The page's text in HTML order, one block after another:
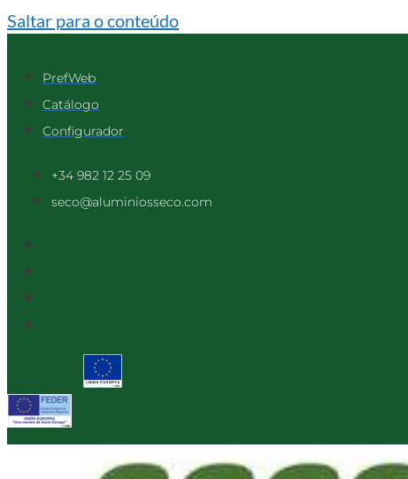
Saltar para o conteúdo
PrefWeb
Catálogo
Configurador
+34 982 12 25 09
seco@aluminiosseco.com